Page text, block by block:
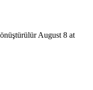
August 8 at